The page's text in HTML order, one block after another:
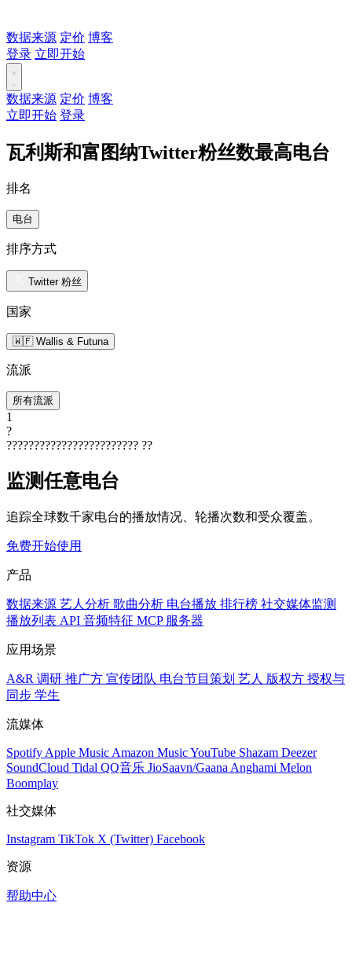
数据来源 定价 博客
登录 立即开始
数据来源 定价 博客
立即开始 登录
瓦利斯和富图纳Twitter粉丝数最高电台
排名
电台
排序方式
Twitter 粉丝
国家
🇼🇫 Wallis & Futuna
流派
所有流派
1
?
???????????????????????? ??
监测任意电台
追踪全球数千家电台的播放情况、轮播次数和受众覆盖。
免费开始使用
产品
数据来源 艺人分析 歌曲分析 电台播放 排行榜 社交媒体监测
播放列表 API 音频特征 MCP 服务器
应用场景
A&R 调研 推广方 宣传团队 电台节目策划 艺人 版权方 授权与
同步 学生
流媒体
Spotify Apple Music Amazon MusicYouTube Shazam Deezer
SoundCloud Tidal QQ音乐 JioSaavn/Gaana Anghami Melon
Boomplay
社交媒体
Instagram TikTok X (Twitter) Facebook
资源
帮助中心